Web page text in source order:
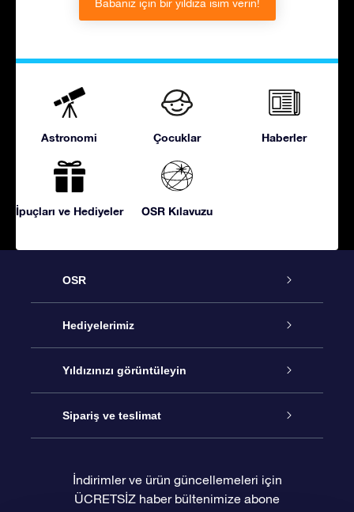
Babanız için bir yıldıza isim verin!
Astronomi Çocuklar Haberler
İpuçları ve Hediyeler OSR Kılavuzu
OSR
Hizmet
İletişim
Blogu
Değerlendirmeler
Hediyelerimiz
Çevrimiçi Yıldız Hediyesi
OSR Hediye Paketi
OSR Hediye Kartı
Yıldızınızı görüntüleyin
Star Register
Kişiselleştirilmiş Yıldız Sayfası
Sipariş ve teslimat
Ödeme bilgileri
İndirimler ve ürün güncellemeleri için
ÜCRETSİZ haber bültenimize abone